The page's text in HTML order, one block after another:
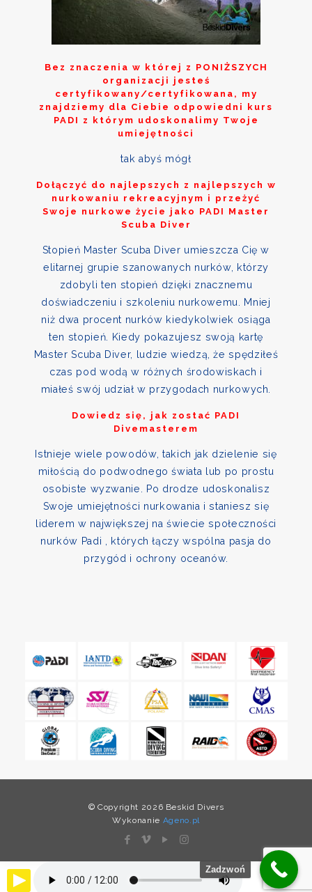
Bez znaczenia w której z PONIŻSZYCH
organizacji jesteś
certyfikowany/certyfikowana, my
znajdziemy dla Ciebie odpowiedni kurs
PADI z którym udoskonalimy Twoje
umiejętności
tak abyś mógł
Dołączyć do najlepszych z najlepszych w
nurkowaniu rekreacyjnym i przeżyć
Swoje nurkowe życie jako PADI Master
Scuba Diver
Stopień Master Scuba Diver umieszcza Cię w
elitarnej grupie szanowanych nurków, którzy
zdobyli ten stopień dzięki znacznemu
doświadczeniu i szkoleniu nurkowemu. Mniej
niż dwa procent nurków kiedykolwiek osiąga
ten stopień. Kiedy pokazujesz swoją kartę
Master Scuba Diver, ludzie wiedzą, że spędziłeś
czas pod wodą w różnych środowiskach i
miałeś swój udział w przygodach nurkowych.
Dowiedz się, jak zostać PADI
Divemasterem
Istnieje wiele powodów, takich jak dzielenie się
miłością do podwodnego świata lub po prostu
osobiste wyzwanie. Po drodze udoskonalisz
Swoje umiejętności nurkowania i staniesz się
liderem w największej na świecie społeczności
nurków Padi , których łączy wspólna pasja do
przygód i ochrony oceanów.
© Copyright 2026 Beskid Divers
Wykonanie Ageno.pl
Zadzwoń